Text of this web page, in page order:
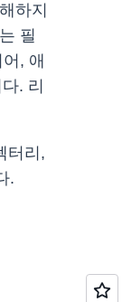
하지
필
, 애
. 리
터리,
.